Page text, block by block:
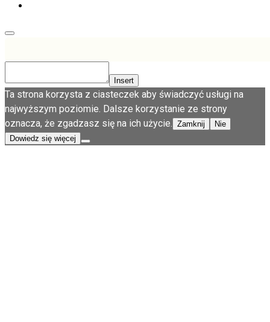
Insert
Ta strona korzysta z ciasteczek aby świadczyć usługi na
najwyższym poziomie. Dalsze korzystanie ze strony
oznacza, że zgadzasz się na ich użycie. Zamknij
Nie
Dowiedz się więcej